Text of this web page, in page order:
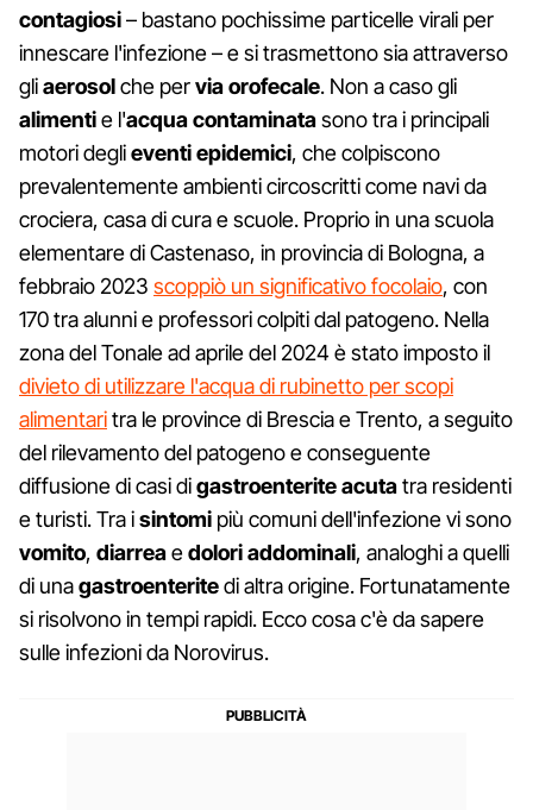
contagiosi– bastano pochissime particelle virali per
innescare l'infezione – e si trasmettono sia attraverso
gliaerosolche pervia orofecale. Non a caso gli
alimentie l'acqua contaminatasono tra i principali
motori deglieventi epidemici, che colpiscono
prevalentemente ambienti circoscritti come navi da
crociera, casa di cura e scuole. Proprio in una scuola
elementare di Castenaso, in provincia di Bologna, a
febbraio 2023 scoppiò un significativo focolaio, con
170 tra alunni e professori colpiti dal patogeno. Nella
zona del Tonale ad aprile del 2024 è stato imposto il
divieto di utilizzare l'acqua di rubinetto per scopi
alimentaritra le province di Brescia e Trento, a seguito
del rilevamento del patogeno e conseguente
diffusione di casi digastroenterite acutatra residenti
e turisti. Tra isintomi più comuni dell'infezione vi sono
vomito, diarreaedolori addominali, analoghi a quelli
di unagastroenteritedi altra origine. Fortunatamente
si risolvono in tempi rapidi. Ecco cosa c'è da sapere
sulle infezioni da Norovirus.